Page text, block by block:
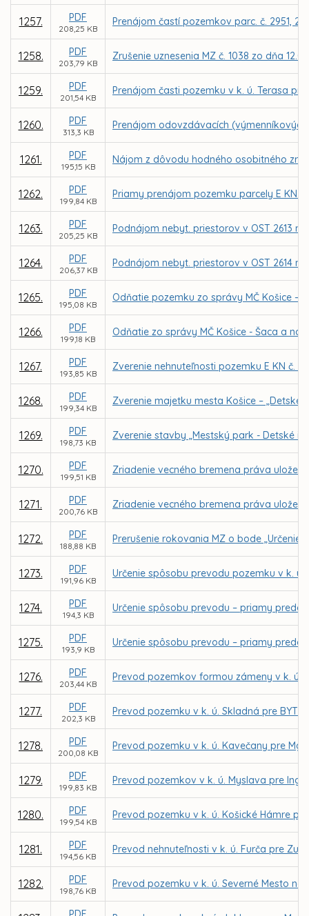
1257. PDF
208,25 KB
Prenájom častí pozemkov parc. č. 2951,
1258. PDF
203,79 KB
Zrušenie uznesenia MZ č. 1038 zo dňa
1259. PDF
201,54 KB
Prenájom časti pozemku v k. ú. Terasa
1260. PDF
313,3 KB
Prenájom odovzdávacích
1261. PDF
195,15 KB
Nájom z dôvodu hodného osobitného
1262. PDF
199,84 KB
Priamy prenájom pozemku parcely E KN
1263. PDF
205,25 KB
Podnájom nebyt. priestorov v OST 2613
1264. PDF
206,37 KB
Podnájom nebyt. priestorov v OST 2614
1265. PDF
195,08 KB
Odňatie pozemku zo správy MČ Košice –
1266. PDF
199,18 KB
Odňatie zo správy MČ Košice - Šaca a
1267. PDF
193,85 KB
Zverenie nehnuteľnosti pozemku E KN č.
1268. PDF
199,34 KB
Zverenie majetku mesta Košice – „Detské
1269. PDF
198,73 KB
Zverenie stavby „Mestský park - Detské
1270. PDF
199,51 KB
Zriadenie vecného bremena práva
1271. PDF
200,76 KB
Zriadenie vecného bremena práva
1272. PDF
188,88 KB
Prerušenie rokovania MZ o bode
1273. PDF
191,96 KB
Určenie spôsobu prevodu pozemku v k.
1274. PDF
194,3 KB
Určenie spôsobu prevodu – priamy
1275. PDF
193,9 KB
Určenie spôsobu prevodu – priamy
1276. PDF
203,44 KB
Prevod pozemkov formou zámeny v k. ú.
1277. PDF
202,3 KB
Prevod pozemku v k. ú. Skladná pre
1278. PDF
200,08 KB
Prevod pozemku v k. ú. Kavečany pre
1279. PDF
199,83 KB
Prevod pozemkov v k. ú. Myslava pre
1280. PDF
199,54 KB
Prevod pozemku v k. ú. Košické Hámre
1281. PDF
194,56 KB
Prevod nehnuteľnosti v k. ú. Furča pre
1282. PDF
198,76 KB
Prevod pozemku v k. ú. Severné Mesto